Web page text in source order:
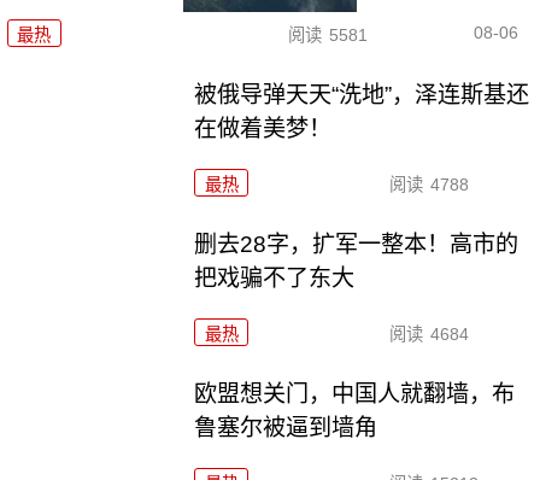
最热 阅读 5581 08-06
被俄导弹天天“洗地”，泽连斯基还
在做着美梦！
最热 阅读 4788
删去28字，扩军一整本！高市的
把戏骗不了东大
最热 阅读 4684
欧盟想关门，中国人就翻墙，布
鲁塞尔被逼到墙角